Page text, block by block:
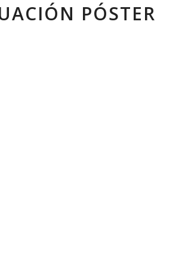
PÓSTER